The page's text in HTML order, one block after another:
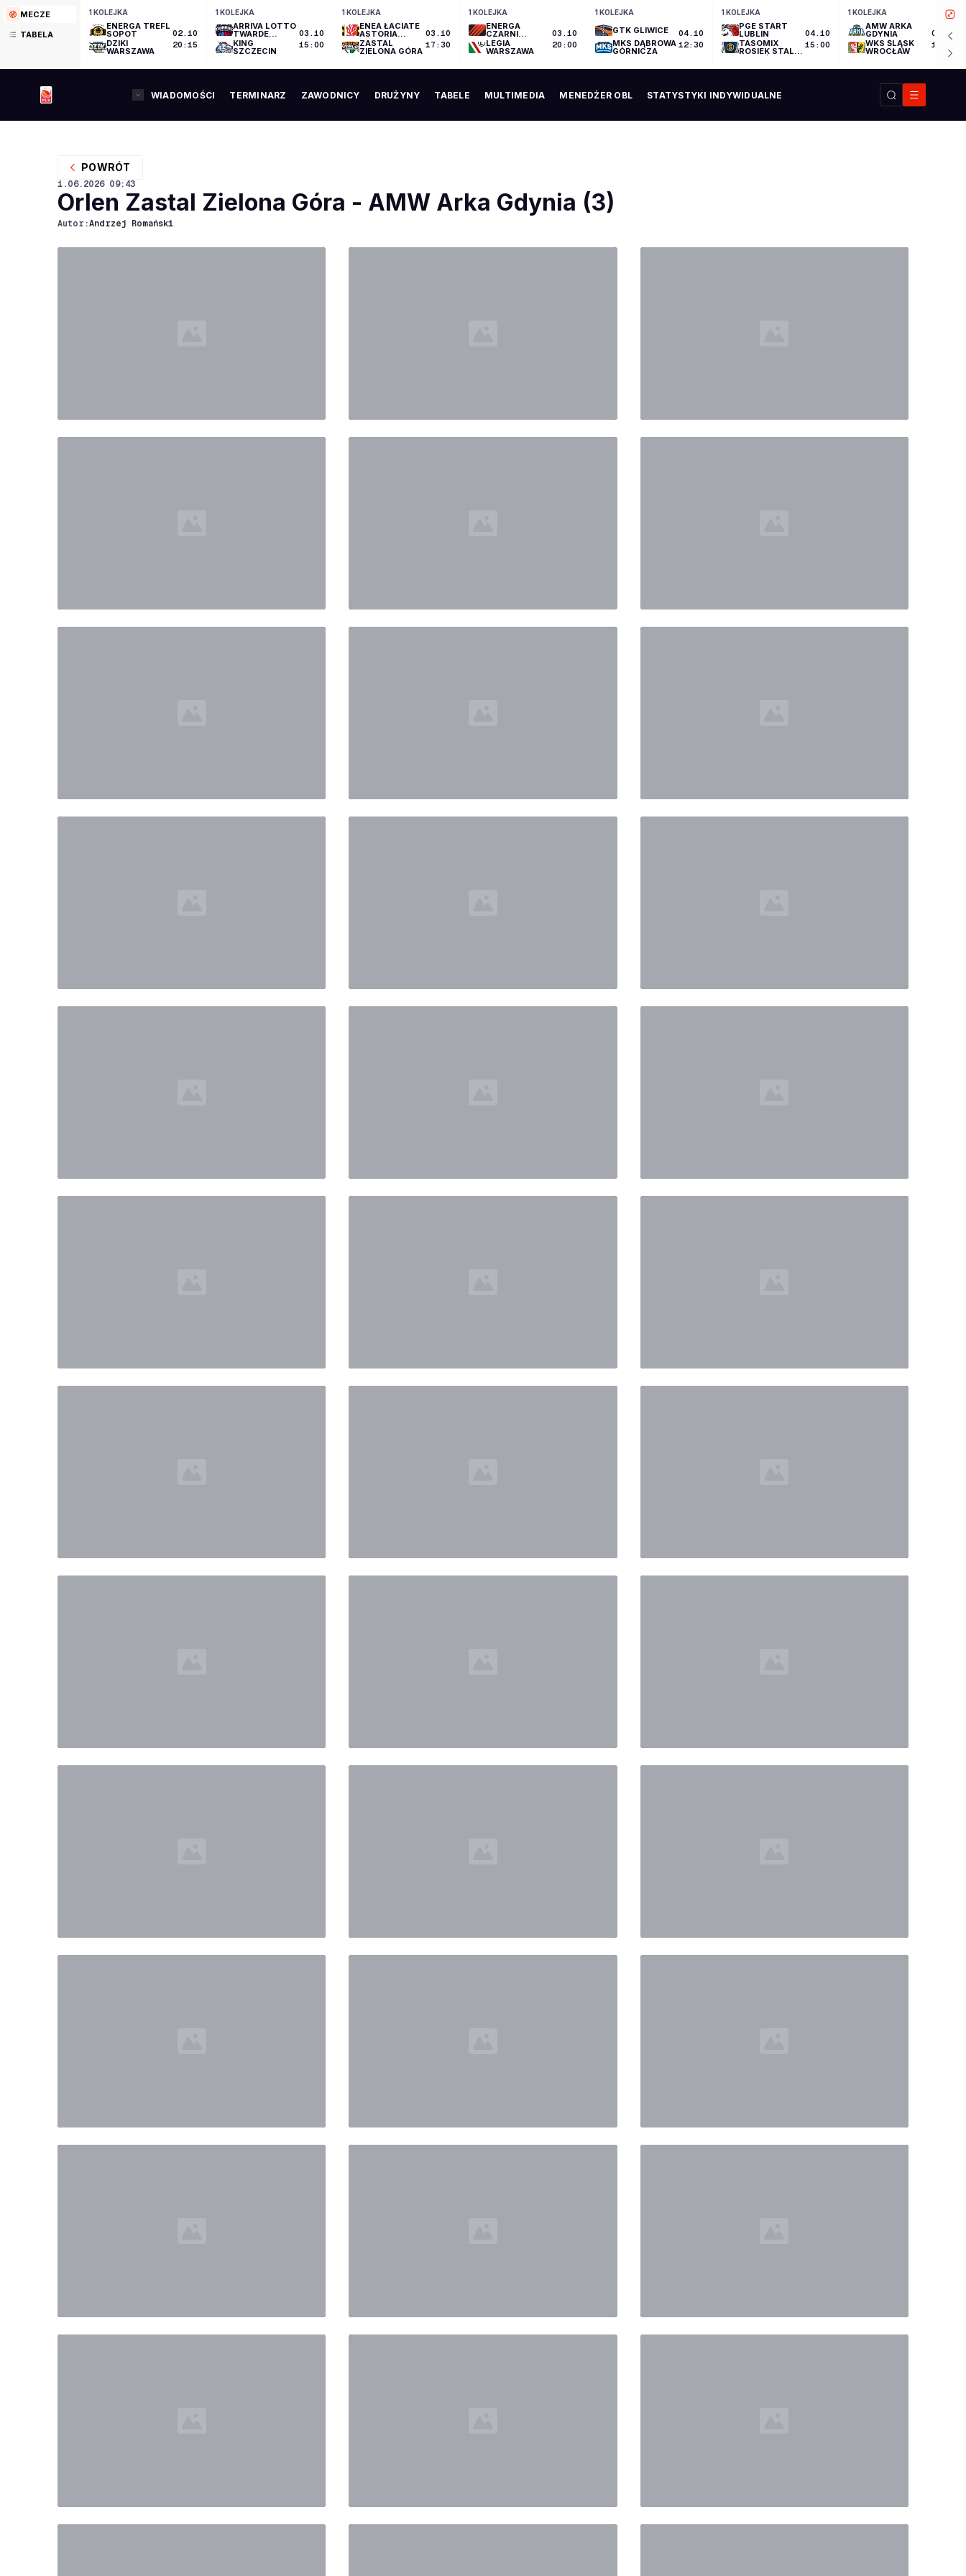
MECZE
TABELA
1 KOLEJKA
ENERGA TREFL
SOPOT
DZIKI
WARSZAWA
02.10
20:15
1 KOLEJKA
ARRIVA LOTTO
TWARDE
PIERNIKI
TORUŃ
KING
SZCZECIN
03.10
15:00
1 KOLEJKA
ENEA ŁACIATE
ASTORIA
BYDGOSZCZ
ZASTAL
ZIELONA GÓRA
03.10
17:30
1 KOLEJKA
ENERGA
CZARNI
SŁUPSK
LEGIA
WARSZAWA
03.10
20:00
1 KOLEJKA
GTK GLIWICE
MKS DĄBROWA
GÓRNICZA
04.10
12:30
1 KOLEJKA
PGE START
LUBLIN
TASOMIX
ROSIEK STAL
WIELKOPOLSKI
04.10
15:00
1 KOLEJKA
AMW ARKA
GDYNIA
WKS ŚLĄSK
WROCŁAW
04.10
17:30
WIADOMOŚCI TERMINARZ ZAWODNICY DRUŻYNY TABELE MULTIMEDIA MENEDŻER OBL STATYSTYKI INDYWIDUALNE
POWRÓT
1.06.2026 09:43
Orlen Zastal Zielona Góra - AMW Arka Gdynia (3)
Autor:Andrzej Romański